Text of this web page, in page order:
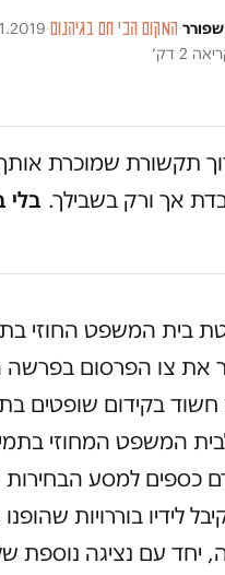
שפורר·המקום הכי חם בגיהנום·
2 דק׳
תקשורת שמוכרת
אך ורק בשבילך. בלי
בית המשפט החוזי
את צו הפרסום בפרשה
בקידום שופטים
המשפט המחוזי
כספים למסע
לידיו בוררויות
יחד עם נציגה נוספת